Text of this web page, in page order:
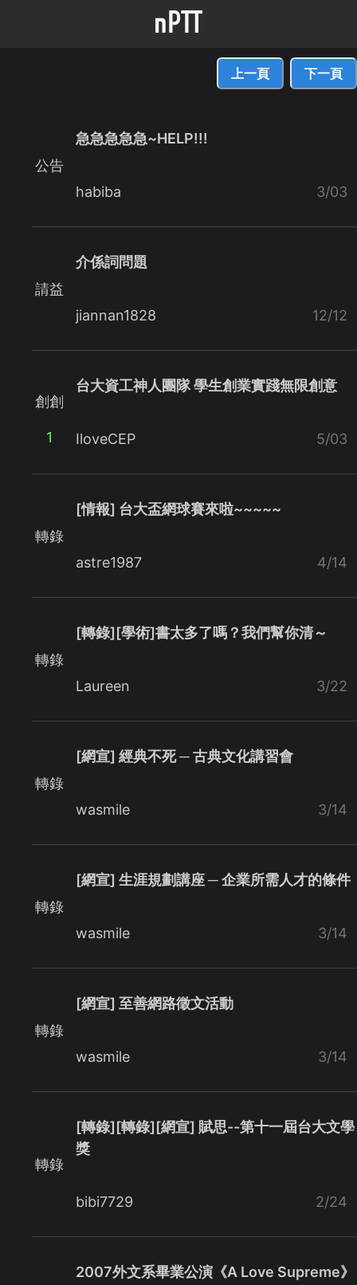
上一頁 下一頁
公告
急急急急急~HELP!!!
habiba 3/03
請益
介係詞問題
jiannan1828 12/12
創創
1
台大資工神人團隊 學生創業實踐無限創意
IloveCEP 5/03
轉錄
[情報] 台大盃網球賽來啦~~~~~
astre1987 4/14
轉錄
[轉錄][學術]書太多了嗎？我們幫你清～
Laureen 3/22
轉錄
[網宣] 經典不死 ─ 古典文化講習會
wasmile 3/14
轉錄
[網宣] 生涯規劃講座 ─ 企業所需人才的條件
wasmile 3/14
轉錄
[網宣] 至善網路徵文活動
wasmile 3/14
轉錄
[轉錄][轉錄][網宣] 賦思--第十一屆台大文學
獎
bibi7729 2/24
2007外文系畢業公演《A Love Supreme》